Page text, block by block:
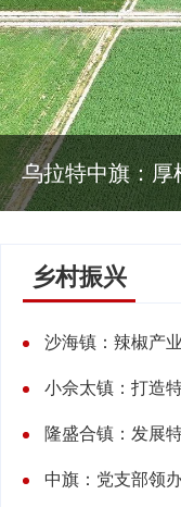
乌拉特中旗：厚
乡村振兴
沙海镇：辣椒产
小佘太镇：打造
隆盛合镇：发展
中旗：党支部领